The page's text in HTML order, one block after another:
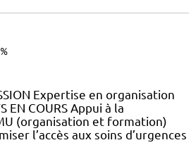
Expertise en organisation
EN COURS Appui à la
(organisation et formation)
l’accès aux soins d’urgences